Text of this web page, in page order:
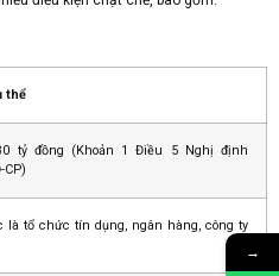
thể
tỷ đồng (Khoản 1 Điều 5 Nghị định
CP)
là tổ chức tín dụng, ngân hàng, công ty
→